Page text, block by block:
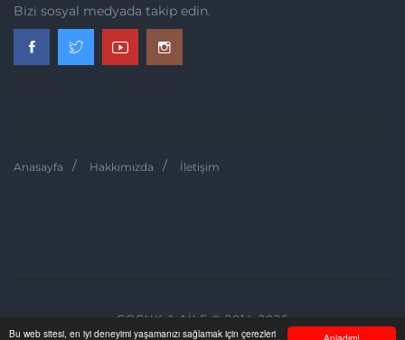
Bu web sitesi, en iyi deneyimi yaşamanızı sağlamak için çerezleri
Bizi sosyal medyada takip edin.
Anasayfa Hakkımızda İletişim
ÇOCUK & AILE © 2014-2026